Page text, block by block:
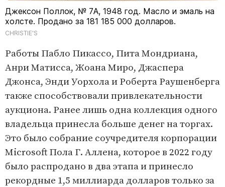
Джексон Поллок, № 7A, 1948 год. Масло и эмаль на
холсте. Продано за 181 185 000 долларов.
CHRISTIE'S
Работы Пабло Пикассо, Пита Мондриана,
Анри Матисса, Жоана Миро, Джаспера
Джонса, Энди Уорхола и Роберта Раушенберга
также способствовали привлекательности
аукциона. Ранее лишь одна коллекция одного
владельца принесла больше денег на торгах.
Это было собрание соучредителя корпорации
Microsoft Пола Г. Аллена, которое в 2022 году
было распродано в два этапа и принесло
рекордные 1,5 миллиарда долларов только за